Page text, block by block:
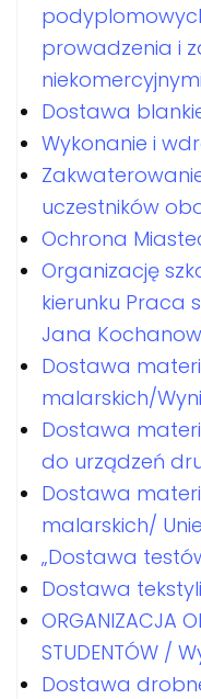
prowadzenia i
Dostawa
Wykonanie i
uczestników
Ochrona
Organizację
kierunku Praca
Jana
Dostawa
malarskich/
Dostawa
do urządzeń
Dostawa
malarskich/
„Dostawa
Dostawa
ORGANIZACJA
STUDENTÓW /
Dostawa